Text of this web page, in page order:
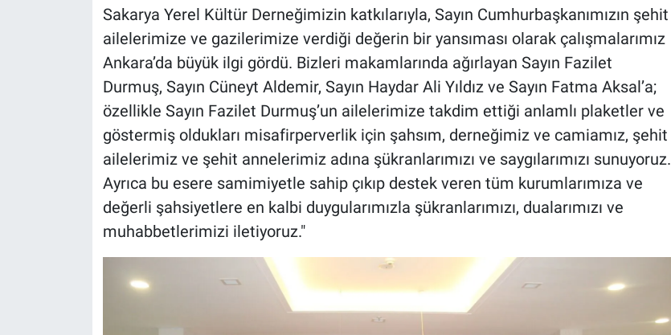
Sakarya Yerel Kültür Derneğimizin katkılarıyla, Sayın Cumhurbaşkanımızın şehit
ailelerimize ve gazilerimize verdiği değerin bir yansıması olarak çalışmalarımız
Ankara’da büyük ilgi gördü. Bizleri makamlarında ağırlayan Sayın Fazilet
Durmuş, Sayın Cüneyt Aldemir, Sayın Haydar Ali Yıldız ve Sayın Fatma Aksal’a;
özellikle Sayın Fazilet Durmuş’un ailelerimize takdim ettiği anlamlı plaketler ve
göstermiş oldukları misafirperverlik için şahsım, derneğimiz ve camiamız, şehit
ailelerimiz ve şehit annelerimiz adına şükranlarımızı ve saygılarımızı sunuyoruz.
Ayrıca bu esere samimiyetle sahip çıkıp destek veren tüm kurumlarımıza ve
değerli şahsiyetlere en kalbi duygularımızla şükranlarımızı, dualarımızı ve
muhabbetlerimizi iletiyoruz."